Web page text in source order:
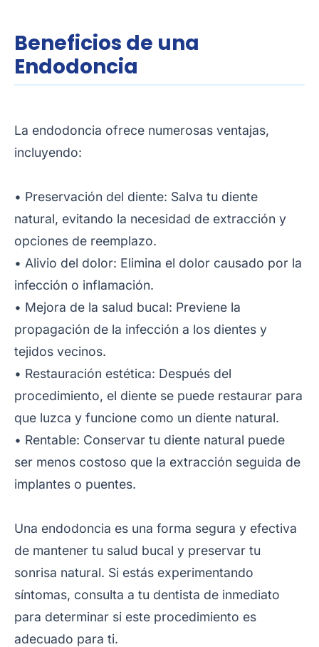
Beneficios de una
Endodoncia
La endodoncia ofrece numerosas ventajas,
incluyendo:
• Preservación del diente: Salva tu diente
natural, evitando la necesidad de extracción y
opciones de reemplazo.
• Alivio del dolor: Elimina el dolor causado por la
infección o inflamación.
• Mejora de la salud bucal: Previene la
propagación de la infección a los dientes y
tejidos vecinos.
• Restauración estética: Después del
procedimiento, el diente se puede restaurar para
que luzca y funcione como un diente natural.
• Rentable: Conservar tu diente natural puede
ser menos costoso que la extracción seguida de
implantes o puentes.
Una endodoncia es una forma segura y efectiva
de mantener tu salud bucal y preservar tu
sonrisa natural. Si estás experimentando
síntomas, consulta a tu dentista de inmediato
para determinar si este procedimiento es
adecuado para ti.